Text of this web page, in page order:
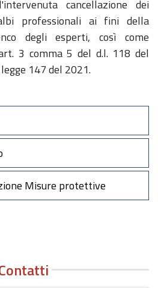
cancellazione dei
professionali ai fini della
degli esperti, così come
3 comma 5 del d.l. 118 del
147 del 2021.
Misure protettive